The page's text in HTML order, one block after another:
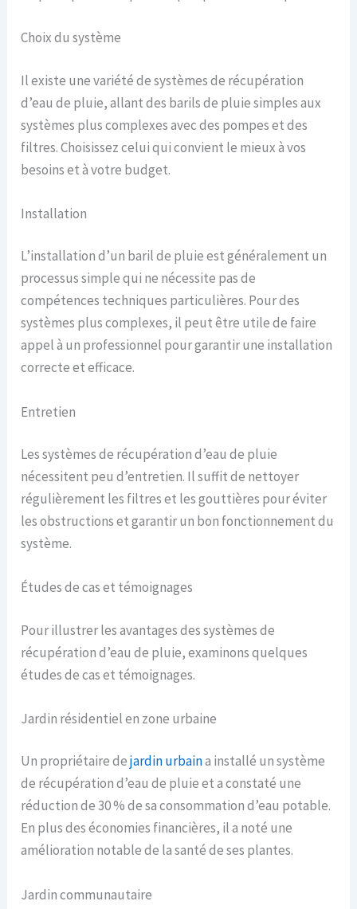
Choix du système
Il existe une variété de systèmes de récupération
d’eau de pluie, allant des barils de pluie simples aux
systèmes plus complexes avec des pompes et des
filtres. Choisissez celui qui convient le mieux à vos
besoins et à votre budget.
Installation
L’installation d’un baril de pluie est généralement un
processus simple qui ne nécessite pas de
compétences techniques particulières. Pour des
systèmes plus complexes, il peut être utile de faire
appel à un professionnel pour garantir une installation
correcte et efficace.
Entretien
Les systèmes de récupération d’eau de pluie
nécessitent peu d’entretien. Il suffit de nettoyer
régulièrement les filtres et les gouttières pour éviter
les obstructions et garantir un bon fonctionnement du
système.
Études de cas et témoignages
Pour illustrer les avantages des systèmes de
récupération d’eau de pluie, examinons quelques
études de cas et témoignages.
Jardin résidentiel en zone urbaine
Un propriétaire dejardin urbaina installé un système
de récupération d’eau de pluie et a constaté une
réduction de 30 % de sa consommation d’eau potable.
En plus des économies financières, il a noté une
amélioration notable de la santé de ses plantes.
Jardin communautaire